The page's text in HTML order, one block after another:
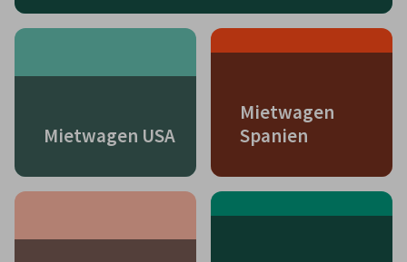
Mietwagen USA
Mietwagen
Spanien